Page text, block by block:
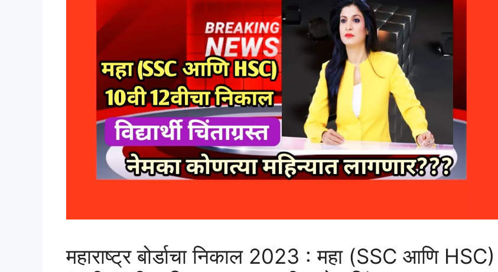
महाराष्ट्र बोर्डाचा निकाल 2023 : महा (SSC आणि HSC)